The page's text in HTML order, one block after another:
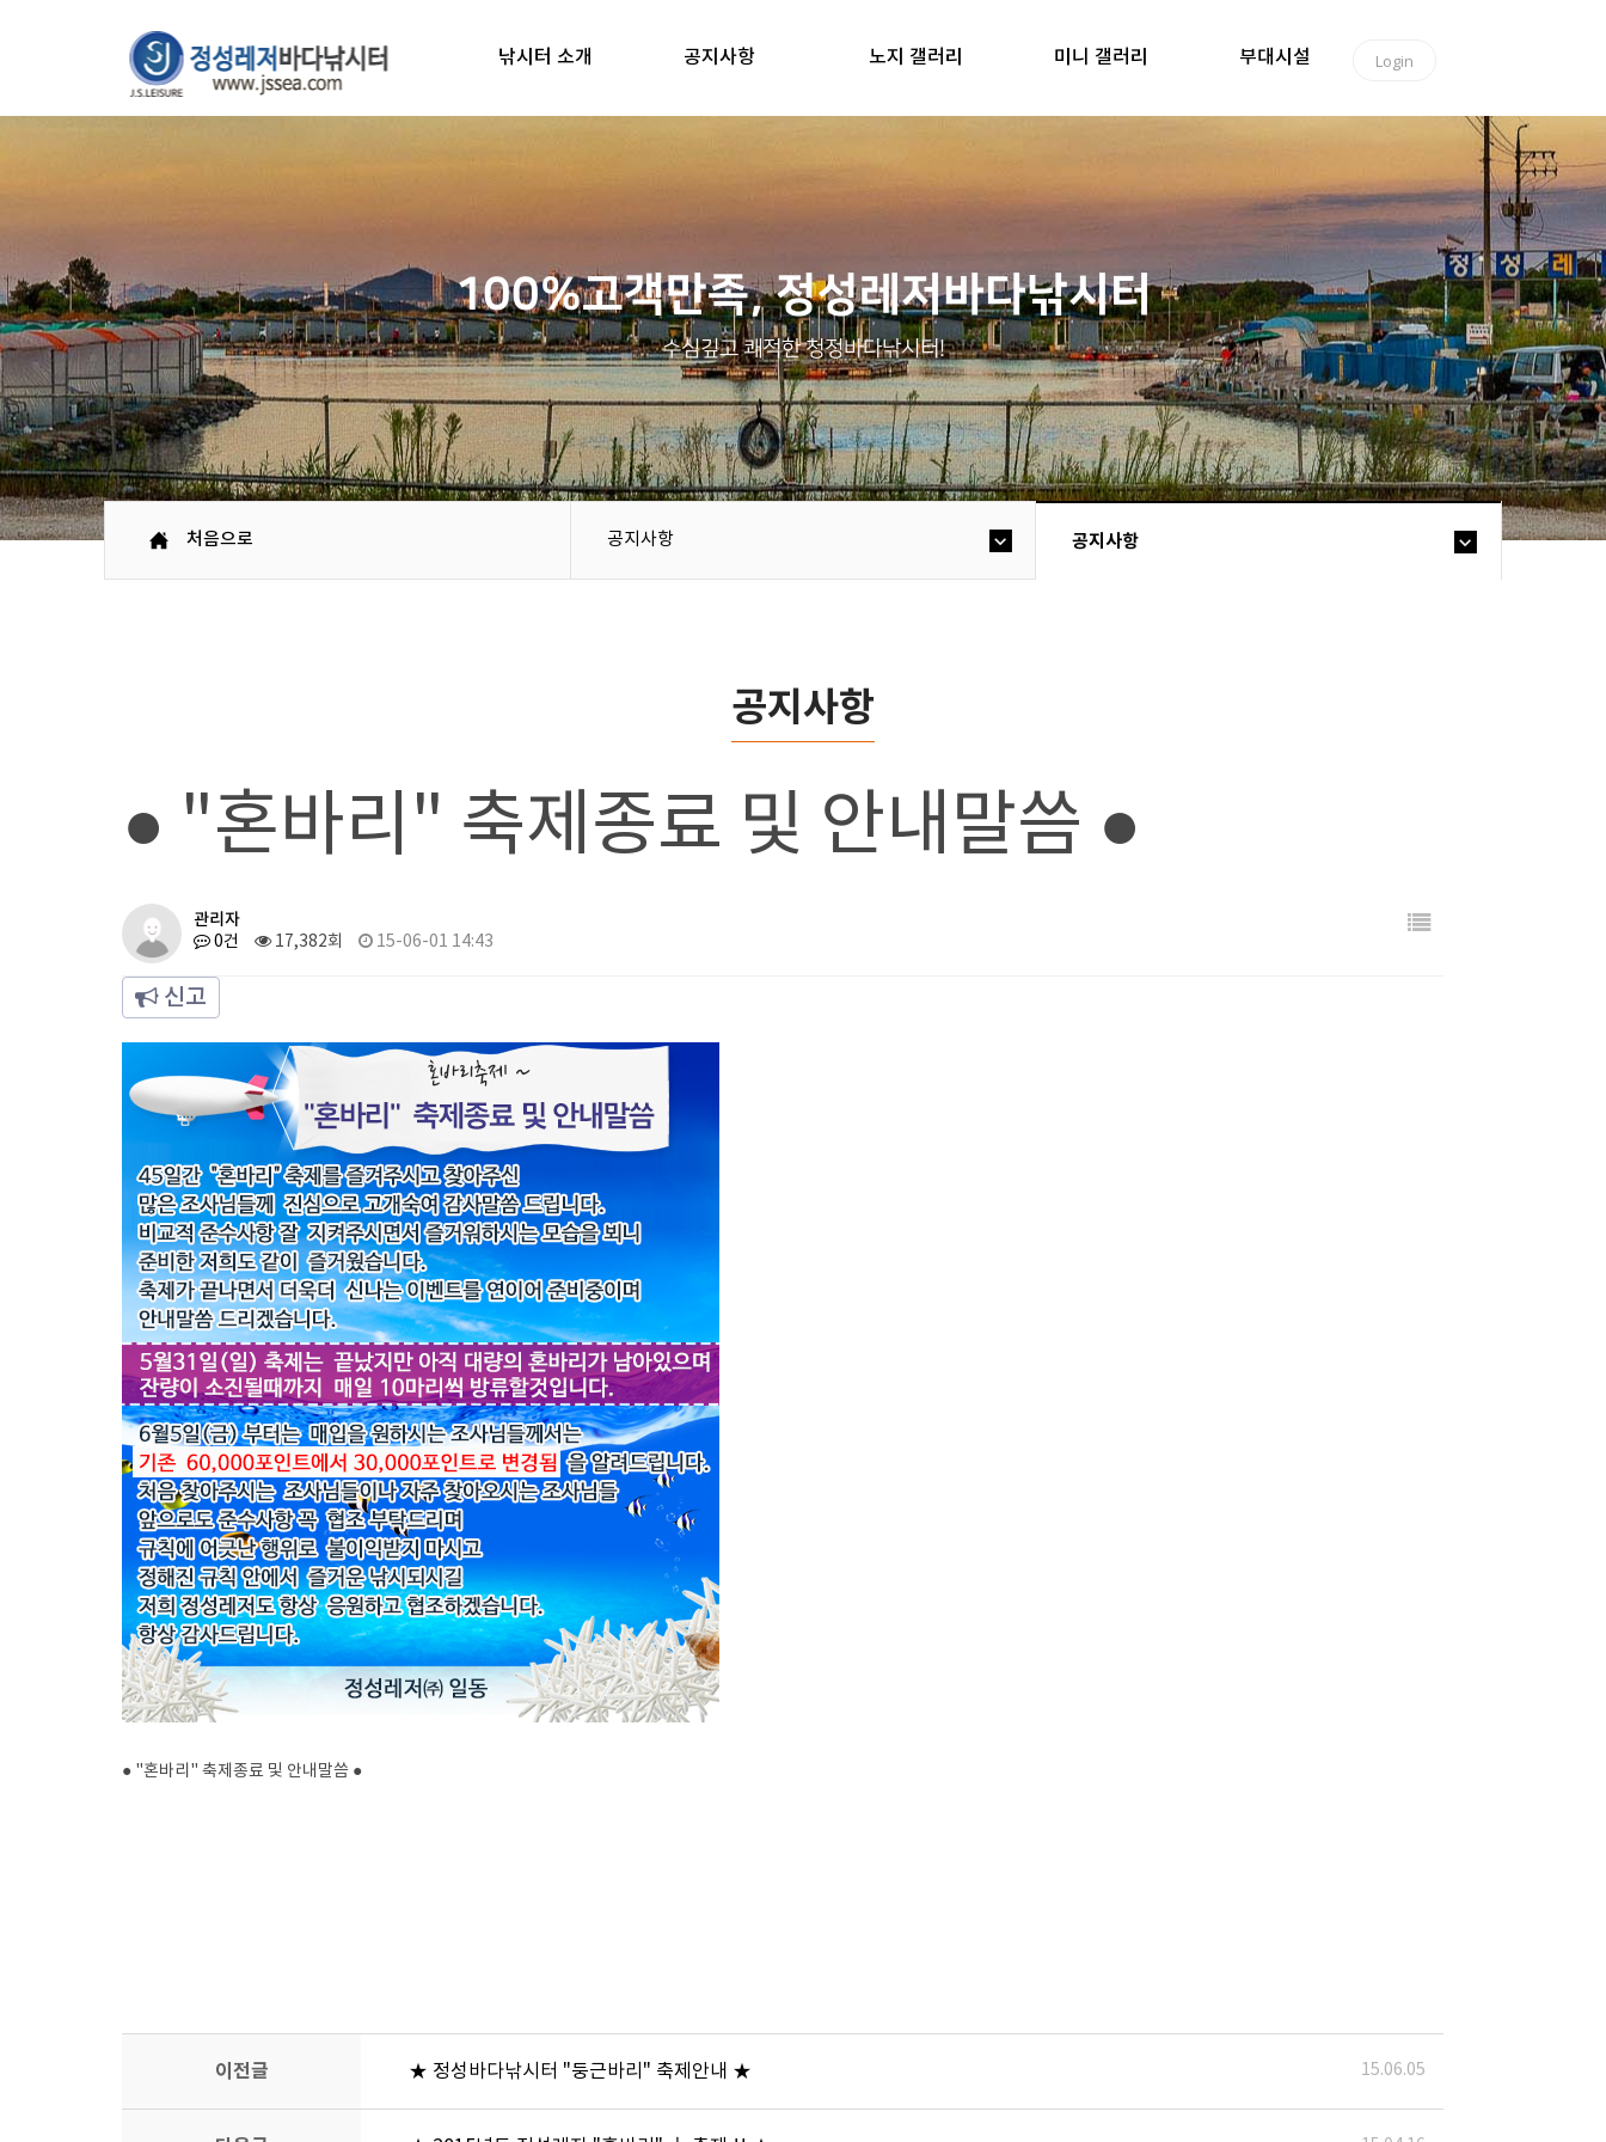
낚시터 소개 공지사항 노지 갤러리 미니 갤러리 부대시설 Login
100%고객만족, 정성레저바다낚시터
수심깊고 쾌적한 청정바다낚시터!
처음으로 공지사항 공지사항
공지사항
● "혼바리" 축제종료 및 안내말씀 ●
관리자
0건 17,382회 15-06-01 14:43
신고
● "혼바리" 축제종료 및 안내말씀 ●
이전글 ★ 정성바다낚시터 "둥근바리" 축제안내 ★ 15.06.05